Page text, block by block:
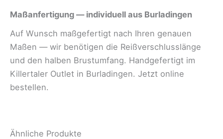
Maßanfertigung — individuell aus Burladingen
Auf Wunsch maßgefertigt nach Ihren genauen
Maßen — wir benötigen die Reißverschlusslänge
und den halben Brustumfang. Handgefertigt im
Killertaler Outlet in Burladingen. Jetzt online
bestellen.
Ähnliche Produkte